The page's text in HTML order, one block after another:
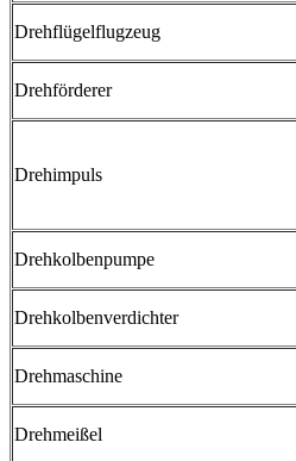
Drehflügelflugzeug
Drehförderer
Drehimpuls
Drehkolbenpumpe
Drehkolbenverdichter
Drehmaschine
Drehmeißel